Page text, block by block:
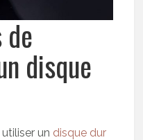
de
disque
un disque dur